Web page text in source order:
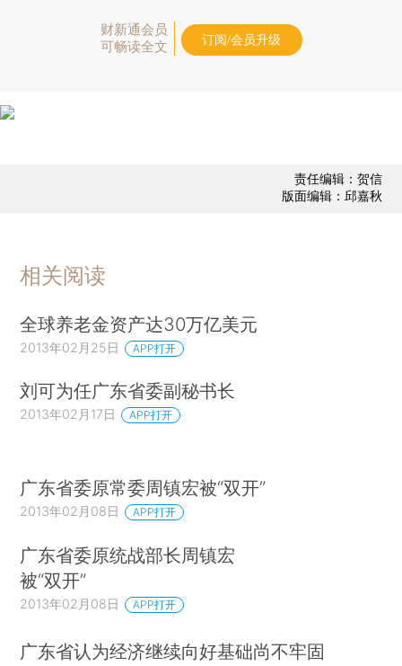
财新通会员
可畅读全文
订阅/会员升级
责任编辑：贺信
版面编辑：邱嘉秋
相关阅读
全球养老金资产达30万亿美元
2013年02月25日 APP打开
刘可为任广东省委副秘书长
2013年02月17日 APP打开
广东省委原常委周镇宏被“双开”
2013年02月08日 APP打开
广东省委原统战部长周镇宏
被“双开”
2013年02月08日 APP打开
广东省认为经济继续向好基础尚不牢固